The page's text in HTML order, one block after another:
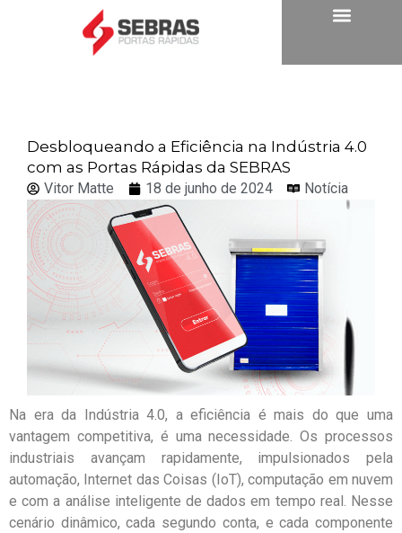
Desbloqueando a Eficiência na Indústria 4.0
com as Portas Rápidas da SEBRAS
Vitor Matte 18 de junho de 2024 Notícia
Na era da Indústria 4.0, a eficiência é mais do que uma
vantagem competitiva, é uma necessidade. Os processos
industriais avançam rapidamente, impulsionados pela
automação, Internet das Coisas (IoT), computação em nuvem
e com a análise inteligente de dados em tempo real. Nesse
cenário dinâmico, cada segundo conta, e cada componente